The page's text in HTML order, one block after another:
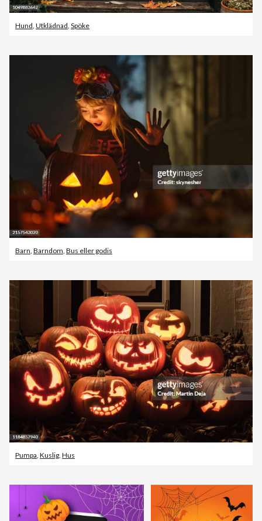
Hund, Utklädnad, Spöke
Barn, Barndom, Bus eller godis
Pumpa, Kuslig, Hus